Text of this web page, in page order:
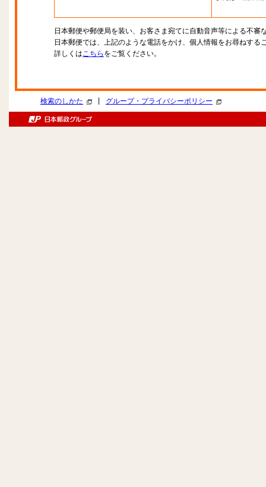
日本郵便や郵便局を装い、お客さま宛てに自動音声等による不審
日本郵便では、上記のような電話をかけ、個人情報をお尋ねする
詳しくはこちら をご覧ください。
検索のしかた グループ・プライバシーポリシー